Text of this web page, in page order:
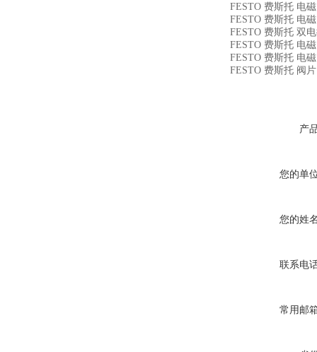
FESTO 费斯托 电
FESTO 费斯托 电
FESTO 费斯托 双
FESTO 费斯托 电
FESTO 费斯托 电
FESTO 费斯托 阀
产
您的单
您的姓
联系电
常用邮